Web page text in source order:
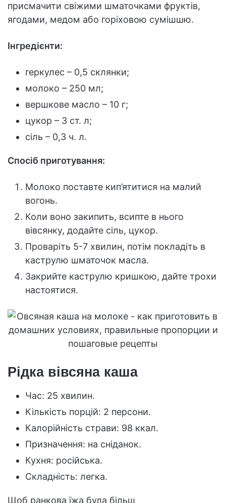
присмачити свіжими шматочками фруктів,
ягодами, медом або горіховою сумішшю.
Інгредієнти:
геркулес – 0,5 склянки;
молоко – 250 мл;
вершкове масло – 10 г;
цукор – 3 ст. л;
сіль – 0,3 ч. л.
Спосіб приготування:
Молоко поставте кип’ятитися на малий
вогонь.
Коли воно закипить, всипте в нього
вівсянку, додайте сіль, цукор.
Проваріть 5-7 хвилин, потім покладіть в
каструлю шматочок масла.
Закрийте каструлю кришкою, дайте трохи
настоятися.
Рідка вівсяна каша
Час: 25 хвилин.
Кількість порцій: 2 персони.
Калорійність страви: 98 ккал.
Призначення: на сніданок.
Кухня: російська.
Складність: легка.
Щоб ранкова їжа була більш